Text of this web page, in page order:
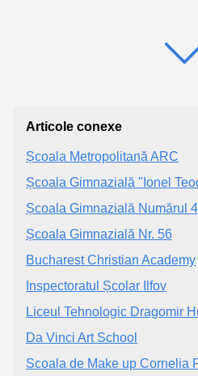
Articole conexe
Școala Metropolitană ARC
Școala Gimnazială "Ionel
Școala Gimnazială Numărul
Școala Gimnazială Nr. 56
Bucharest Christian Academy
Inspectoratul Școlar Ilfov
Liceul Tehnologic Dragomir
Da Vinci Art School
Scoala de Make up Cornelia